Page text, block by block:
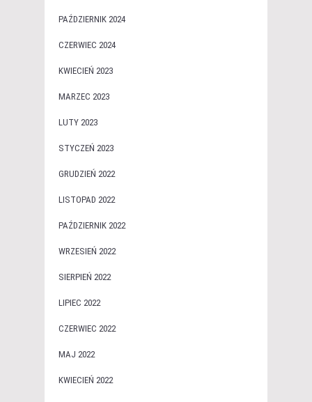
PAŹDZIERNIK 2024
CZERWIEC 2024
KWIECIEŃ 2023
MARZEC 2023
LUTY 2023
STYCZEŃ 2023
GRUDZIEŃ 2022
LISTOPAD 2022
PAŹDZIERNIK 2022
WRZESIEŃ 2022
SIERPIEŃ 2022
LIPIEC 2022
CZERWIEC 2022
MAJ 2022
KWIECIEŃ 2022